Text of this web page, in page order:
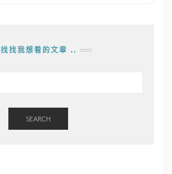
找找我想看的文章 ..
SEARCH